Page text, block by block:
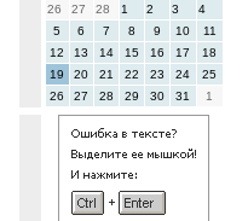
26
27 28 1 2 3
4
5
6 7 8 9 10
11
12
13 14 15 16 17
18
19
20 21 22 23 24
25
26
27 28 29 30 31 1